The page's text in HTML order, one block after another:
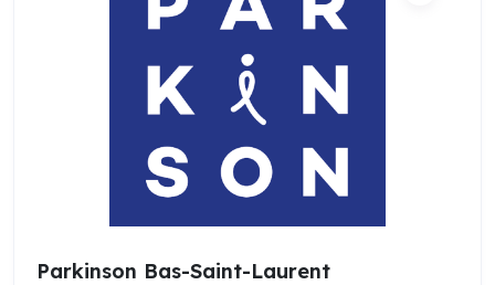
Parkinson Bas-Saint-Laurent